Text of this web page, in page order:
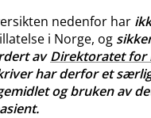
nedenfor har
i Norge, og
avDirektoratet for
har derfor et
og bruken av